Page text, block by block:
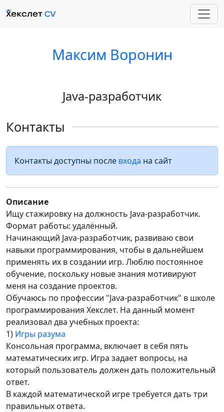
Максим Воронин
Java-разработчик
Контакты
Контакты доступны после входа на сайт
Описание
Ищу стажировку на должность Java-разработчик.
Формат работы: удалённый.
Начинающий Java-разработчик, развиваю свои
навыки программирования, чтобы в дальнейшем
применять их в создании игр. Люблю постоянное
обучение, поскольку новые знания мотивируют
меня на создание проектов.
Обучаюсь по профессии "Java-разработчик" в школе
программирования Хекслет. На данный момент
реализовал два учебных проекта:
1) Игры разума
Консольная программа, включает в себя пять
математических игр. Игра задает вопросы, на
который пользователь должен дать положительный
ответ.
В каждой математической игре требуется дать три
правильных ответа.